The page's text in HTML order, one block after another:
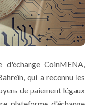
CoinMENA,
qui a reconnu les
de paiement légaux
plateforme d'échange